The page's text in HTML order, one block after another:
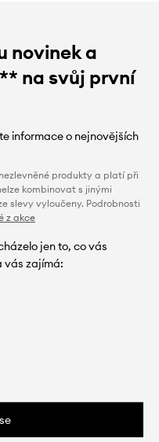
novinek a
** na svůj první
informace o nejnovějších
produkty a platí při
kombinovat s jinými
slevy vyloučeny. Podrobnosti
z akce
jen to, co vás
vás zajímá: